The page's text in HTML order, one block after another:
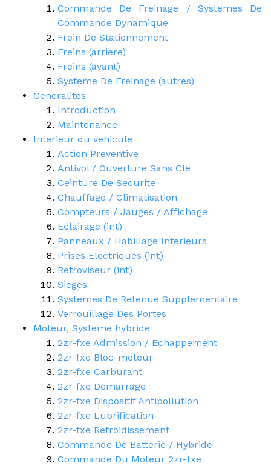
Commande De Freinage / Systemes De
Commande Dynamique
Frein De Stationnement
Freins (arriere)
Freins (avant)
Systeme De Freinage (autres)
Generalites
Introduction
Maintenance
Interieur du vehicule
Action Preventive
Antivol / Ouverture Sans Cle
Ceinture De Securite
Chauffage / Climatisation
Compteurs / Jauges / Affichage
Eclairage (int)
Panneaux / Habillage Interieurs
Prises Electriques (int)
Retroviseur (int)
Sieges
Systemes De Retenue Supplementaire
Verrouillage Des Portes
Moteur, Systeme hybride
2zr-fxe Admission / Echappement
2zr-fxe Bloc-moteur
2zr-fxe Carburant
2zr-fxe Demarrage
2zr-fxe Dispositif Antipollution
2zr-fxe Lubrification
2zr-fxe Refroidissement
Commande De Batterie / Hybride
Commande Du Moteur 2zr-fxe